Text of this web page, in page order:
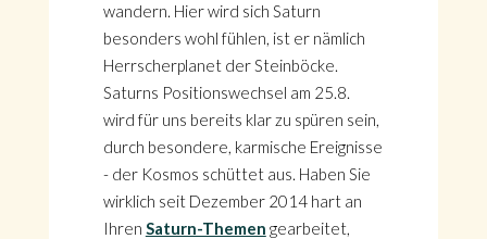
wandern. Hier wird sich Saturn
besonders wohl fühlen, ist er nämlich
Herrscherplanet der Steinböcke.
Saturns Positionswechsel am 25.8.
wird für uns bereits klar zu spüren sein,
durch besondere, karmische Ereignisse
- der Kosmos schüttet aus. Haben Sie
wirklich seit Dezember 2014 hart an
Ihren Saturn-Themen gearbeitet,